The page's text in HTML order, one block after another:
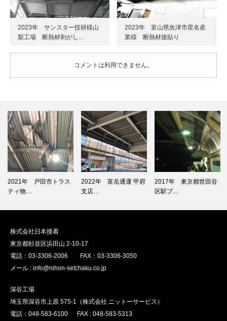
2023年 サンスター技研様山
梨工場 断熱材剥がし…
2023年 富山県魚津市星名産
業様 断熱材後貼り
コメントは利用できません。
2021年 戸田市トラス
ティ物…
2022年 富岳通運 甲府
支店…
2017年 東京都世田谷
区駅プ…
株式会社日本接着
東京都杉並区浜田山 2-10-17
電話：03-3306-2006 FAX：03-3306-3050
メール : info@nihon-setchaku.co.jp
深谷工場
埼玉県深谷市上原 575-1（株式会社 ニットーサービス）
電話：048-583-6100 FAX : 048-583-5313